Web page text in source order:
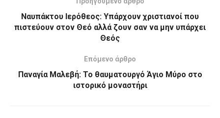
Ναυπάκτου Ιερόθεος: Υπάρχουν χριστιανοί που
πιστεύουν στον Θεό αλλά ζουν σαν να μην υπάρχει
Θεός
Επόμενο άρθρο
Παναγία Μαλεβή: Το θαυματουργό Άγιο Μύρο στο
ιστορικό μοναστήρι